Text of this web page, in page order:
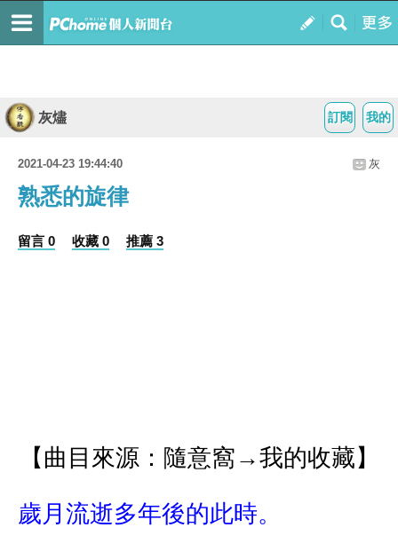
我的
訂閱
灰燼
2021-04-23 19:44:40 灰
熟悉的旋律
留言 0 收藏 0 推薦 3
【曲目來源：隨意窩→我的收藏】
歲月流逝多年後的此時。